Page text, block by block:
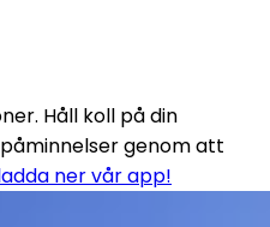
Håll koll på din
genom att
ner vår app!